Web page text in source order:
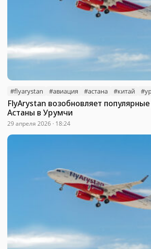
#flyarystan #авиация #астана #китай
FlyArystan возобновляет
Астаны в Урумчи
29 апреля 2026 · 18:24